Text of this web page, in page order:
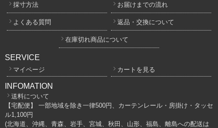
採寸方法 お届けまでの流れ
よくある質問 返品・交換について
在庫切れ商品について
SERVICE
マイページ カートを見る
INFOMATION
送料について
【宅配便】 一部地域を除き一律500円、カーテンレール・房掛け・タッセ
ル1,100円
(北海道、沖縄、青森、岩手、宮城、秋田、山形、福島、離島への配送は